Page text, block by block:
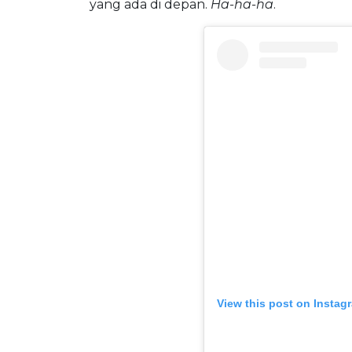
yang ada di depan. Ha-ha-ha.
View this post on